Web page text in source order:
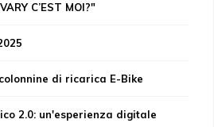
C’EST MOI?"
di ricarica E-Bike
2.0: un'esperienza digitale